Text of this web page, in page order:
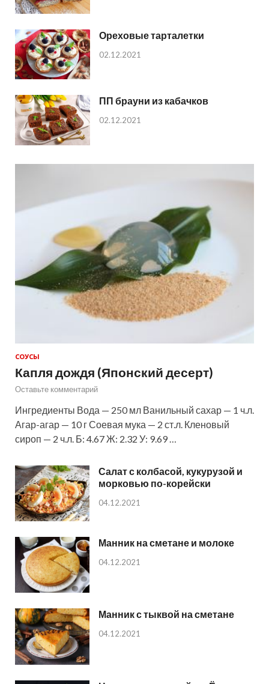
Ореховые тарталетки
02.12.2021
ПП брауни из кабачков
02.12.2021
СОУСЫ
Капля дождя (Японский десерт)
Оставьте комментарий
Ингредиенты Вода — 250 мл Ванильный сахар — 1 ч.л.
Агар-агар — 10 г Соевая мука — 2 ст.л. Кленовый
сироп — 2 ч.л. Б: 4.67 Ж: 2.32 У: 9.69 …
Салат с колбасой, кукурузой и
морковью по-корейски
04.12.2021
Манник на сметане и молоке
04.12.2021
Манник с тыквой на сметане
04.12.2021